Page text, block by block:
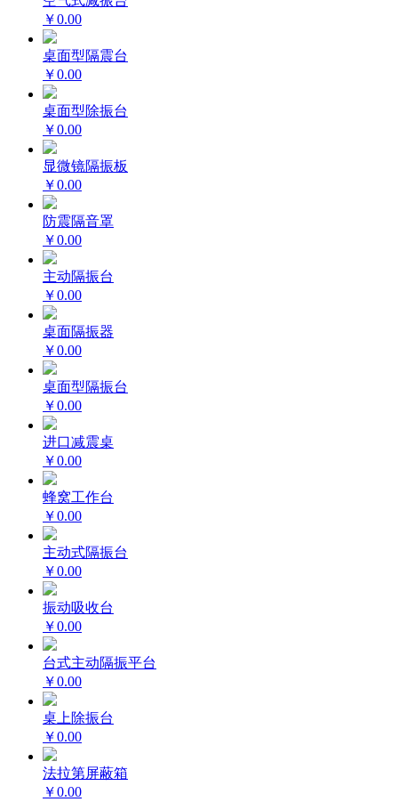
￥0.00
桌面型隔震台
￥0.00
桌面型除振台
￥0.00
显微镜隔振板
￥0.00
防震隔音罩
￥0.00
主动隔振台
￥0.00
桌面隔振器
￥0.00
桌面型隔振台
￥0.00
进口减震桌
￥0.00
蜂窝工作台
￥0.00
主动式隔振台
￥0.00
振动吸收台
￥0.00
台式主动隔振平台
￥0.00
桌上除振台
￥0.00
法拉第屏蔽箱
￥0.00